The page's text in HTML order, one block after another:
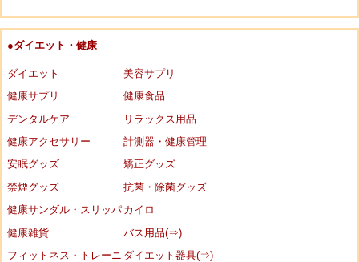
●ダイエット・健康
ダイエット
美容サプリ
健康サプリ
健康食品
デンタルケア
リラックス用品
健康アクセサリー
計測器・健康管理
安眠グッズ
矯正グッズ
禁煙グッズ
抗菌・除菌グッズ
健康サンダル・スリッパ カイロ
健康雑貨
バス用品(⇒)
フィットネス・トレーニ ダイエット器具(⇒)